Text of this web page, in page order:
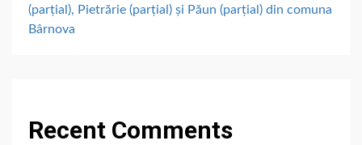
(parțial), Pietrărie (parțial) și Păun (parțial) din comuna
Bârnova
Recent Comments